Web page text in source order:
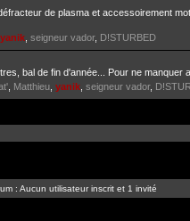
de plasma et accessoirement
yanik seigneur vador, D!STURBED
bal de fin d'année... Pour ne manquer
Matthieu yanik seigneur vador,
: Aucun utilisateur inscrit et 1 invité